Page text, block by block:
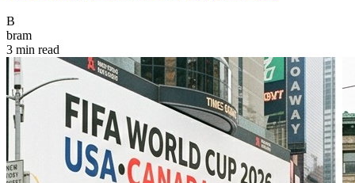
B
bram
3 min read